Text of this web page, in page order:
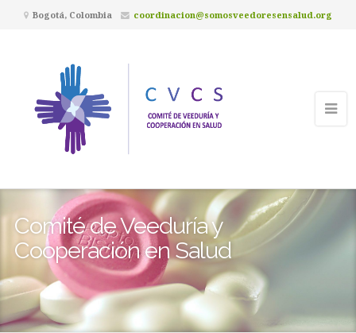
Bogotá, Colombia coordinacion@somosveedoresensalud.org
Comité de Veeduría y
Cooperación en Salud